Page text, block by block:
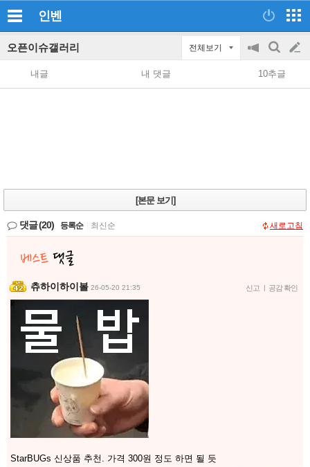
인벤
오픈이슈갤러리 전체보기
공
지
on/off
검
색
글
쓰
내글 내 댓글 10추글
[본문 보기]
댓글(20) 등록순 최신순 새로고침
츄하이하이볼 26-05-20 21:35 신고 | 공감 확인
StarBUGs 신상품 추천. 가격 300원 정도 하면 될 듯